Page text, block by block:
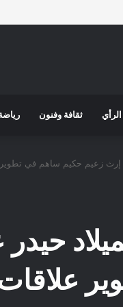
ثقافة وفنون
حيدر علييف: إرث زعيم حكيم ساهم
الذكرى الـ
علاقات